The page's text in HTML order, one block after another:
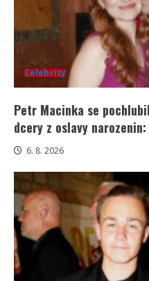
Celebrity
Petr Macinka se
dcery z oslavy
6. 8. 2026